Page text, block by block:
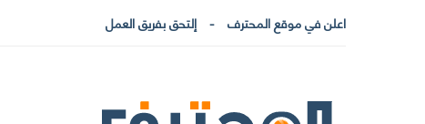
اعلن في موقع المحترف إلتحق بفريق العمل